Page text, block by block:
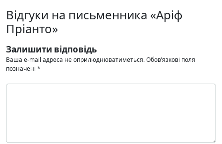
Відгуки на письменника «Аріф
Пріанто»
Залишити відповідь
Ваша e-mail адреса не оприлюднюватиметься.Обов’язкові поля
позначені *